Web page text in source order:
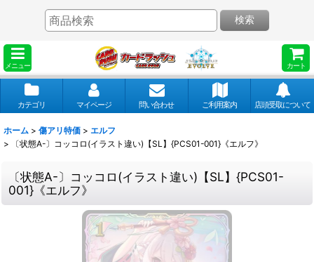
メニュー カート
検索
カテゴリ マイページ 問い合わせ ご利用案内 店頭受取について
ホーム > 傷アリ特価 > エルフ
>
〔状態A-〕コッコロ(イラスト違い)【SL】{PCS01-001}《エルフ》
〔状態A-〕コッコロ(イラスト違い)【SL】{PCS01-
001}《エルフ》